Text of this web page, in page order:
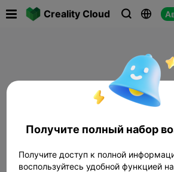
Creality Cloud  
Получите полный набор
Получите доступ к полной
воспользуйтесь удобной функцией